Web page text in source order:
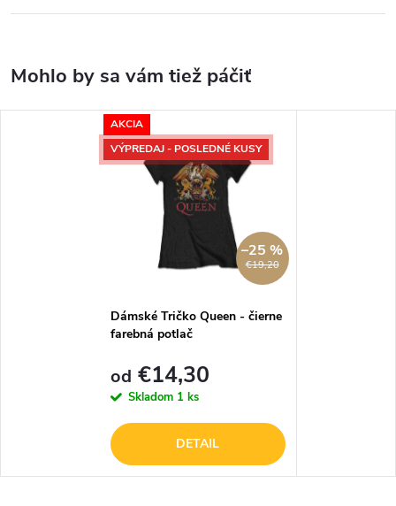
AKCIA
VÝPREDAJ - POSLEDNÉ KUSY
€19,20
–25 %
Dámské Tričko Queen - čierne
farebná potlač
od €14,30
Skladom 1 ks
DETAIL